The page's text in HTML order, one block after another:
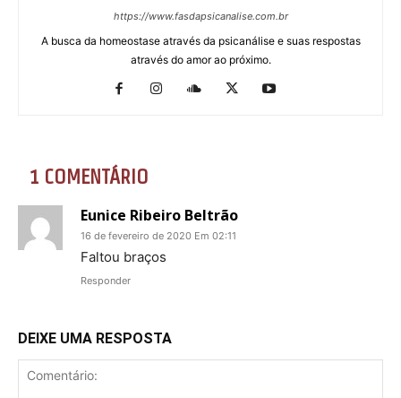
https://www.fasdapsicanalise.com.br
A busca da homeostase através da psicanálise e suas respostas
através do amor ao próximo.
1 COMENTÁRIO
Eunice Ribeiro Beltrão
16 de fevereiro de 2020 Em 02:11
Faltou braços
Responder
DEIXE UMA RESPOSTA